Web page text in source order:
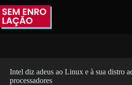
Pular
para
conteúdo
Intel diz adeus ao Linux e à sua distro
processadores